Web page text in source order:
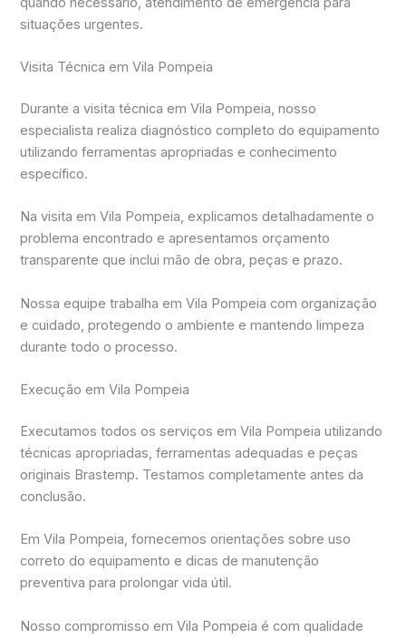
situações urgentes.
Visita Técnica em Vila Pompeia
Durante a visita técnica em Vila Pompeia, nosso
especialista realiza diagnóstico completo do equipamento
utilizando ferramentas apropriadas e conhecimento
específico.
Na visita em Vila Pompeia, explicamos detalhadamente o
problema encontrado e apresentamos orçamento
transparente que inclui mão de obra, peças e prazo.
Nossa equipe trabalha em Vila Pompeia com organização
e cuidado, protegendo o ambiente e mantendo limpeza
durante todo o processo.
Execução em Vila Pompeia
Executamos todos os serviços em Vila Pompeia utilizando
técnicas apropriadas, ferramentas adequadas e peças
originais Brastemp. Testamos completamente antes da
conclusão.
Em Vila Pompeia, fornecemos orientações sobre uso
correto do equipamento e dicas de manutenção
preventiva para prolongar vida útil.
Nosso compromisso em Vila Pompeia é com qualidade